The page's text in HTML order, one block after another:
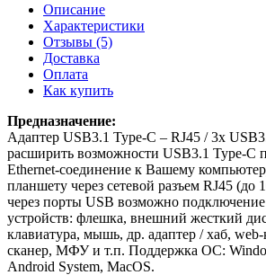
Описание
Характеристики
Отзывы (5)
Доставка
Оплата
Как купить
Предназначение:
Адаптер USB3.1 Type-C – RJ45 / 3x
расширить возможности USB3.1 Type-C
Ethernet-соединение к Вашему
планшету через сетевой разъем RJ45
через порты USB возможно
устройств: флешка, внешний жесткий
клавиатура, мышь, др. адаптер / хаб,
сканер, МФУ и т.п. Поддержка ОС:
Android System, MacOS.